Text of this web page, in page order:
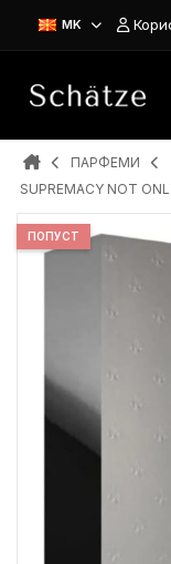
MK
ПАРФЕМИ
SUPREMACY NOT
ПОПУСТ